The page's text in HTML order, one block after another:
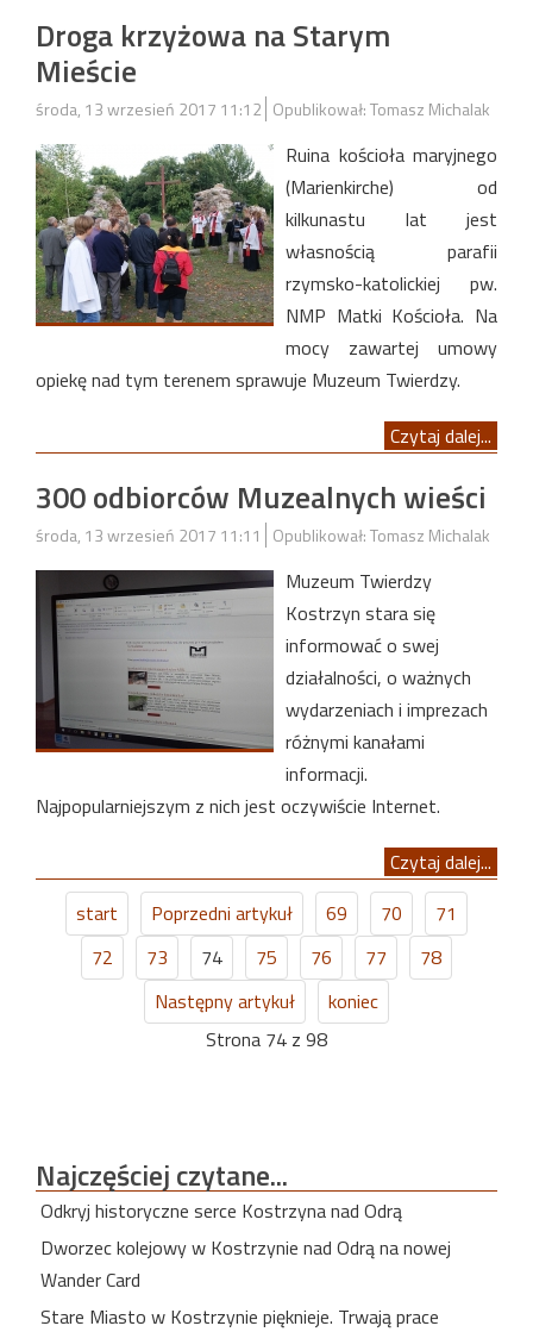
Droga krzyżowa na Starym
Mieście
środa, 13 wrzesień 2017 11:12 Opublikował: Tomasz Michalak
Ruina kościoła maryjnego
(Marienkirche) od
kilkunastu lat jest
własnością parafii
rzymsko-katolickiej pw.
NMP Matki Kościoła. Na
mocy zawartej umowy
opiekę nad tym terenem sprawuje Muzeum Twierdzy.
Czytaj dalej...
300 odbiorców Muzealnych wieści
środa, 13 wrzesień 2017 11:11 Opublikował: Tomasz Michalak
Muzeum Twierdzy
Kostrzyn stara się
informować o swej
działalności, o ważnych
wydarzeniach i imprezach
różnymi kanałami
informacji.
Najpopularniejszym z nich jest oczywiście Internet.
Czytaj dalej...
start
Poprzedni artykuł 69 70
71
72
73 74 75 76 77
78
Następny artykuł
koniec
Strona 74 z 98
Najczęściejczytane...
Odkryj historyczne serce Kostrzyna nad Odrą
Dworzec kolejowy w Kostrzynie nad Odrą na nowej
Wander Card
Stare Miasto w Kostrzynie pięknieje. Trwają prace